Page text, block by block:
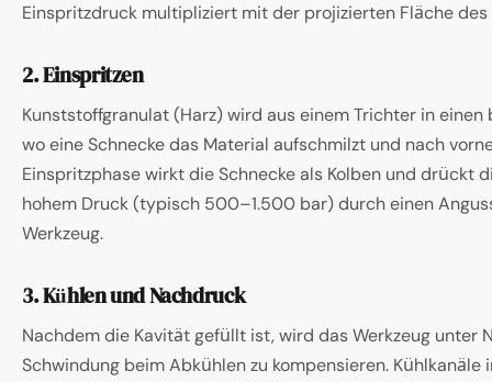
Einspritzdruck multipliziert mit der projizierten Fläche
2. Einspritzen
Kunststoffgranulat (Harz) wird aus einem Trichter in
wo eine Schnecke das Material aufschmilzt und nach
Einspritzphase wirkt die Schnecke als Kolben und drückt
hohem Druck (typisch 500–1.500 bar) durch einen
Werkzeug.
3. Kühlen und Nachdruck
Nachdem die Kavität gefüllt ist, wird das Werkzeug unter
Schwindung beim Abkühlen zu kompensieren. Kühlkanäle